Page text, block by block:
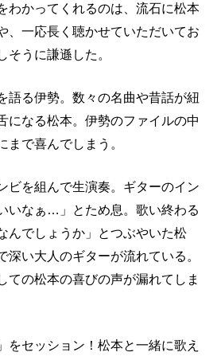
わかってくれるのは、流石に松本
、一応長く聴かせていただいてお
そうに謙遜した。
語る伊勢。数々の名曲や昔話が紐
になる松本。伊勢のファイルの中
まで喜んでしまう。
ビを組んで生演奏。ギターのイン
いなぁ…」とため息。歌い終わる
んでしょうか」とつぶやいた松
深い大人のギターが流れている。
ての松本の喜びの声が漏れてしま
をセッション！松本と一緒に歌え